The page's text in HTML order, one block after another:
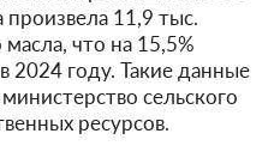
11,9 тыс.
что на 15,5%
2024 году. Такие данные
сельского
ресурсов.